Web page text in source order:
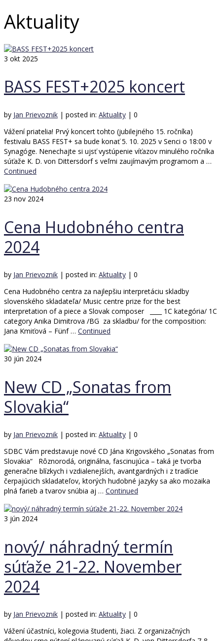
Aktuality
3 okt 2025
BASS FEST+2025 koncert
by Jan Prievoznik | posted in: Aktuality | 0
Vážení priatelia! Prvý koncert tohto (jubilejného 15. ročníka)
festivalu BASS FEST+ sa bude konať 5. 10. 2025 v Senci o 18:00 v
Synagóge. Nenechajte si ujsť vystúpenie víťazov minulého ročníka
súťaže K. D. von Dittersdorf s veľmi zaujímavým programom a …
Continued
23 nov 2024
Cena Hudobného centra
2024
by Jan Prievoznik | posted in: Aktuality | 0
Cena Hudobného centra za najlepšiu interpretáciu skladby
slovenského skladateľa/ Music centre prize for the best
interpretation of a piece a Slovak composer ____ 1C kategória/ 1C
category Anika Dimitrova /BG za skladbu/ for the composition:
Jana Kmiťová – Fünf … Continued
30 jún 2024
New CD „Sonatas from
Slovakia“
by Jan Prievoznik | posted in: Aktuality | 0
SDBC Vám predstavuje nové CD Jána Krigovského „Sonatas from
Slovakia“ Rôznorodá, originálna, fascinujúca – taká je tvorba
generačne blízkych i vzdialenejších, avantgardných i z tradície
čerpajúcich skladateľov, ktorých hudobné jazyky sa ako mozaika
plná farieb a tvarov snúbia aj … Continued
3 jún 2024
nový/ náhradný termín
súťaže 21-22. November
2024
by Jan Prievoznik | posted in: Aktuality | 0
Vážení účastníci, kolegovia študenti, žiaci. Z organizačných